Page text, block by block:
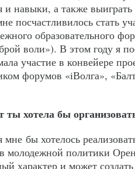
и навыки, а также
посчастливилось стать
образовательного
воли»). В этом году я
участие в конвейере
форумов «iВолга»,
хотела бы
бы хотелось
молодежной политики
характер и может